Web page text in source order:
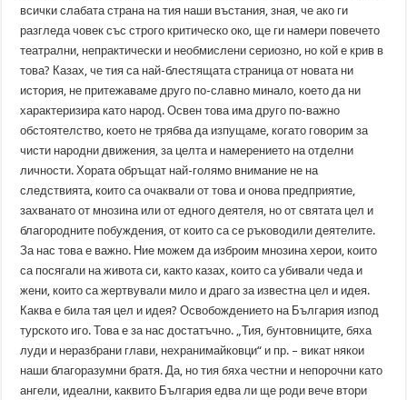
всички слабата страна на тия наши въстания, зная, че ако ги
разгледа човек със строго критическо око, ще ги намери повечето
театрални, непрактически и необмислени сериозно, но кой е крив в
това? Казах, че тия са най-блестящата страница от новата ни
история, не притежаваме друго по-славно минало, което да ни
характеризира като народ. Освен това има друго по-важно
обстоятелство, което не трябва да изпущаме, когато говорим за
чисти народни движения, за целта и намерението на отделни
личности. Хората обръщат най-голямо внимание не на
следствията, които са очаквали от това и онова предприятие,
захванато от мнозина или от едного деятеля, но от святата цел и
благородните побуждения, от които са се ръководили деятелите.
За нас това е важно. Ние можем да изброим мнозина херои, които
са посягали на живота си, както казах, които са убивали чеда и
жени, които са жертвували мило и драго за известна цел и идея.
Каква е била тая цел и идея? Освобождението на България изпод
турското иго. Това е за нас достатъчно. „Тия, бунтовниците, бяха
луди и неразбрани глави, нехранимайковци“ и пр. – викат някои
наши благоразумни братя. Да, но тия бяха честни и непорочни като
ангели, идеални, каквито България едва ли ще роди вече втори